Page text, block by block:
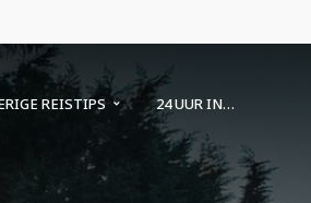
REISTIPS 24 UUR IN…